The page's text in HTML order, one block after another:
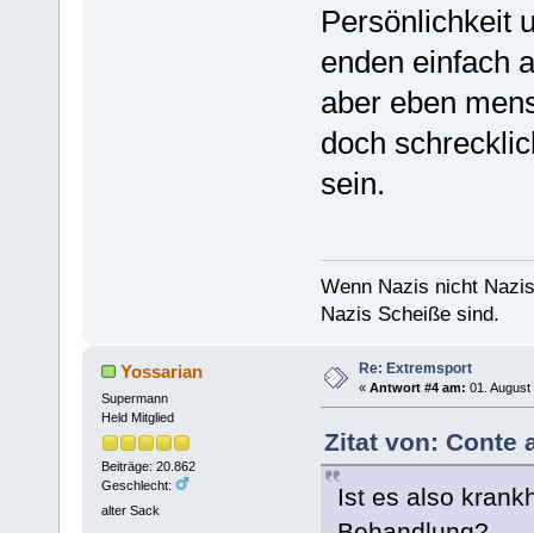
Persönlichkeit
enden einfach
aber eben
doch
sein.
Wenn Nazis nicht
Nazis Scheiße sind.
Yossarian
Supermann
Held Mitglied
Beiträge: 20.862
Geschlecht:
alter Sack
Re: Extremsport
« Antwort #4 am: 01. August
Zitat von: Conte
Ist es also